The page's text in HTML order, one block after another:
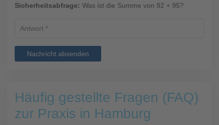
Sicherheitsabfrage: Was ist die Summe von 92 + 95?
Nachricht absenden
Häufig gestellte Fragen (FAQ)
zur Praxis in Hamburg